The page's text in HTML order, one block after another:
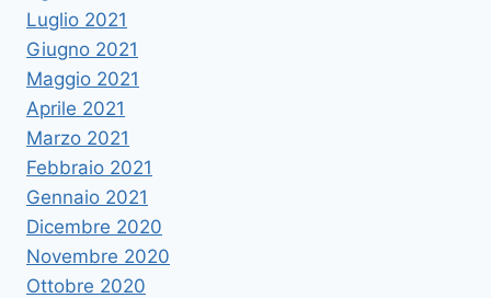
Luglio 2021
Giugno 2021
Maggio 2021
Aprile 2021
Marzo 2021
Febbraio 2021
Gennaio 2021
Dicembre 2020
Novembre 2020
Ottobre 2020